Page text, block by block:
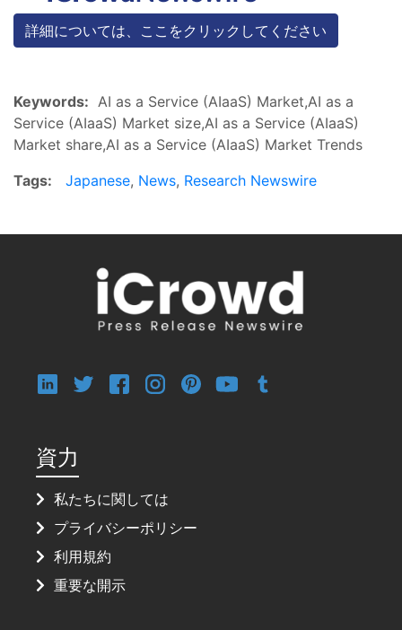
詳細については、ここをクリックしてください
Keywords: AI as a Service (AIaaS) Market,AI as a
Service (AIaaS) Market size,AI as a Service (AIaaS)
Market share,AI as a Service (AIaaS) Market Trends
Tags:
Japanese, News, Research Newswire
資力
私たちに関しては
プライバシーポリシー
利用規約
重要な開示